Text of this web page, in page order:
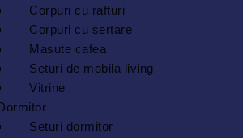
Corpuri cu rafturi
Corpuri cu sertare
Masute cafea
Seturi de mobila living
Vitrine
Seturi dormitor